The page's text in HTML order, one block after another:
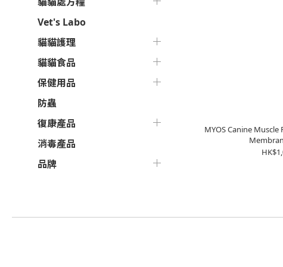
Vet's Labo
貓貓護理
貓貓食品
保健用品
防蟲
復康產品
消毒產品
品牌
MYOS Canine Muscle